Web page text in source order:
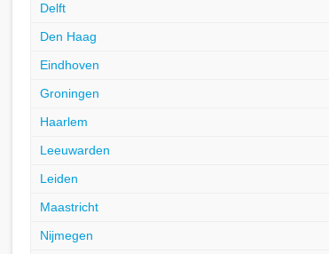
Delft
Den Haag
Eindhoven
Groningen
Haarlem
Leeuwarden
Leiden
Maastricht
Nijmegen